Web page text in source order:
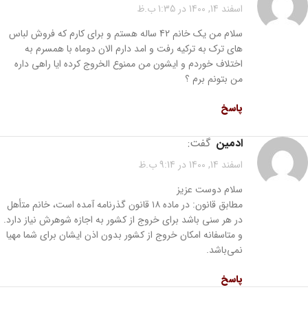
اسفند 14, 1400 در 1:35 ب.ظ
سلام من یک خانم 42 ساله هستم و برای کارم که فروش لباس
های ترک به ترکیه رفت و امد دارم الان دوماه با همسرم به
اختلاف خوردم و ایشون من ممنوع الخروج کرده ایا راهی داره
من بتونم برم ؟
پاسخ
ادمین گفت:
اسفند 14, 1400 در 9:14 ب.ظ
سلام دوست عزیز
مطابق قانون: در ﻣﺎﺩه ۱۸ ﻗﺎﻧﻮﻥ ﮔﺬﺭﻧﺎﻣﻪ آمده است، ﺧﺎﻧﻢ ﻣﺘأﻫﻞ
ﺩﺭ ﻫﺮ ﺳﻨﯽ ﺑﺎﺷﺪ ﺑﺮﺍﯼ ﺧﺮﻭﺝ ﺍﺯ ﮐﺸﻮﺭ ﺑﻪ ﺍﺟﺎﺯه ﺷﻮﻫﺮش ﻧﯿﺎﺯ ﺩﺍﺭﺩ.
و متاسفانه امکان خروج از کشور بدون اذن ایشان برای شما مهیا
نمی‌باشد.
پاسخ